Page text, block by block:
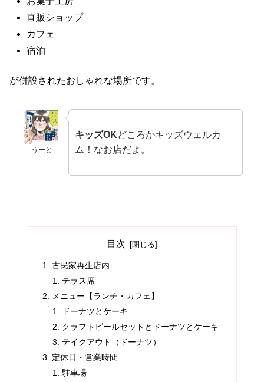
直販ショップ
カフェ
宿泊
が併設されたおしゃれな場所です。
うーと
キッズOKどころかキッズウェルカ
ム！なお店だよ。
目次
古民家再生店内
テラス席
メニュー【ランチ・カフェ】
ドーナツとケーキ
クラフトビールセットとドーナツとケーキ
テイクアウト（ドーナツ）
定休日・営業時間
駐車場